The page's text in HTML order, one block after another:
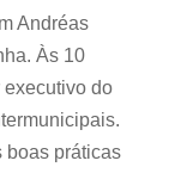
Andréas
Às 10
executivo do
boas práticas